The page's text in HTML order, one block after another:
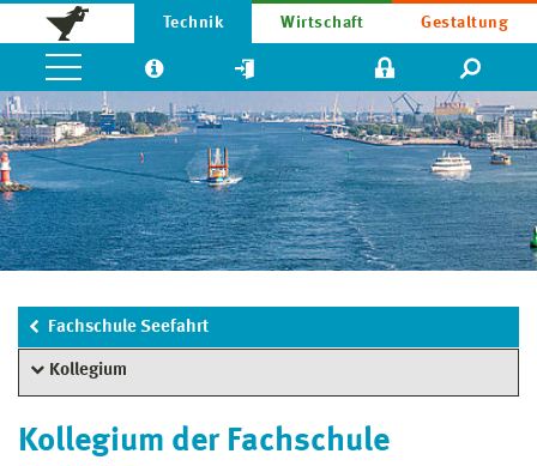
Technik Wirtschaft Gestaltung
Fachschule Seefahrt
Kollegium
Kollegium der Fachschule